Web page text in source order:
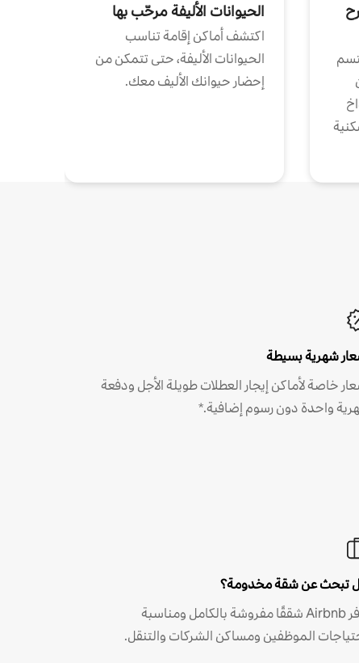
الحيوانات الأليفة مرحّب بها
اكتشف أماكن إقامة تناسب
الحيوانات الأليفة، حتى تتمكن من
إحضار حيوانك الأليف معك.
شهرية بسيطة
خاصة لأماكن إيجار العطلات طويلة الأجل ودفعة
واحدة دون رسوم إضافية.*
تبحث عن شقة مخدومة؟
توفر Airbnb شققًا مفروشة بالكامل ومناسبة
الموظفين ومساكن الشركات والتنقل.